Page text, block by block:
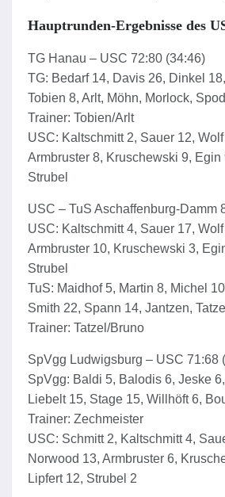
Hauptrunden-Ergebnisse des
TG Hanau – USC 72:80 (34:46)
TG: Bedarf 14, Davis 26, Dinkel
Tobien 8, Arlt, Möhn, Morlock,
Trainer: Tobien/Arlt
USC: Kaltschmitt 2, Sauer 12,
Armbruster 8, Kruschewski 9, Egin
Strubel
USC – TuS Aschaffenburg-Damm
USC: Kaltschmitt 4, Sauer 17,
Armbruster 10, Kruschewski 3,
Strubel
TuS: Maidhof 5, Martin 8, Michel
Smith 22, Spann 14, Jantzen,
Trainer: Tatzel/Bruno
SpVgg Ludwigsburg – USC 71:68
SpVgg: Baldi 5, Balodis 6, Jeske
Liebelt 15, Stage 15, Willhöft 6,
Trainer: Zechmeister
USC: Schmitt 2, Kaltschmitt 4,
Norwood 13, Armbruster 6,
Lipfert 12, Strubel 2